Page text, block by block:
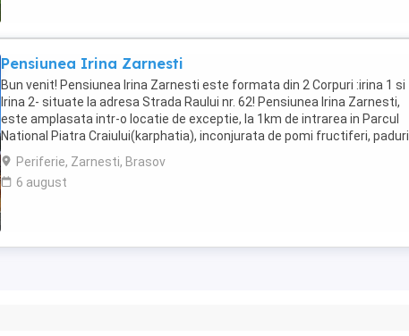
Pensiunea Irina Zarnesti
Bun venit! Pensiunea Irina Zarnesti este formata din 2 Corpuri :irina 1 si
Irina 2- situate la adresa Strada Raului nr. 62! Pensiunea Irina Zarnesti,
este amplasata intr-o locatie de exceptie, la 1km de intrarea in Parcul
National Piatra Craiului(karphatia), inconjurata de pomi fructiferi, paduri
de ...
Periferie, Zarnesti, Brasov
6 august